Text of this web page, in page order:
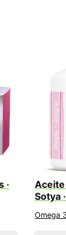
·
Aceite
Sotya
Omega